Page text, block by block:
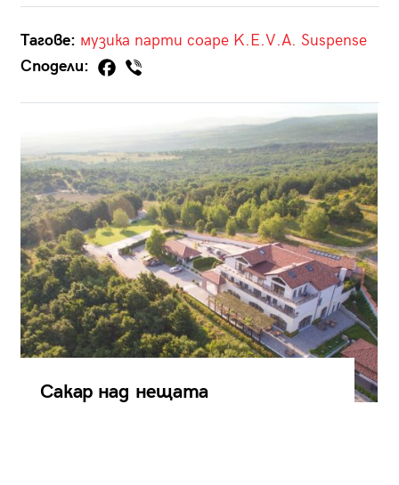
Тагове: музика парти соаре K.E.V.A. Suspense
Сподели:
Сакар над нещата